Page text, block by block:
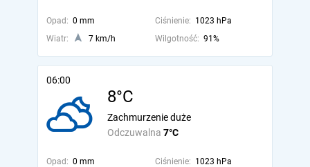
Opad: 0 mm Ciśnienie: 1023 hPa
Wiatr:
7 km/h Wilgotność: 91%
06:00
8°C
Odczuwalna 7°C
Zachmurzenie duże
Opad: 0 mm Ciśnienie: 1023 hPa